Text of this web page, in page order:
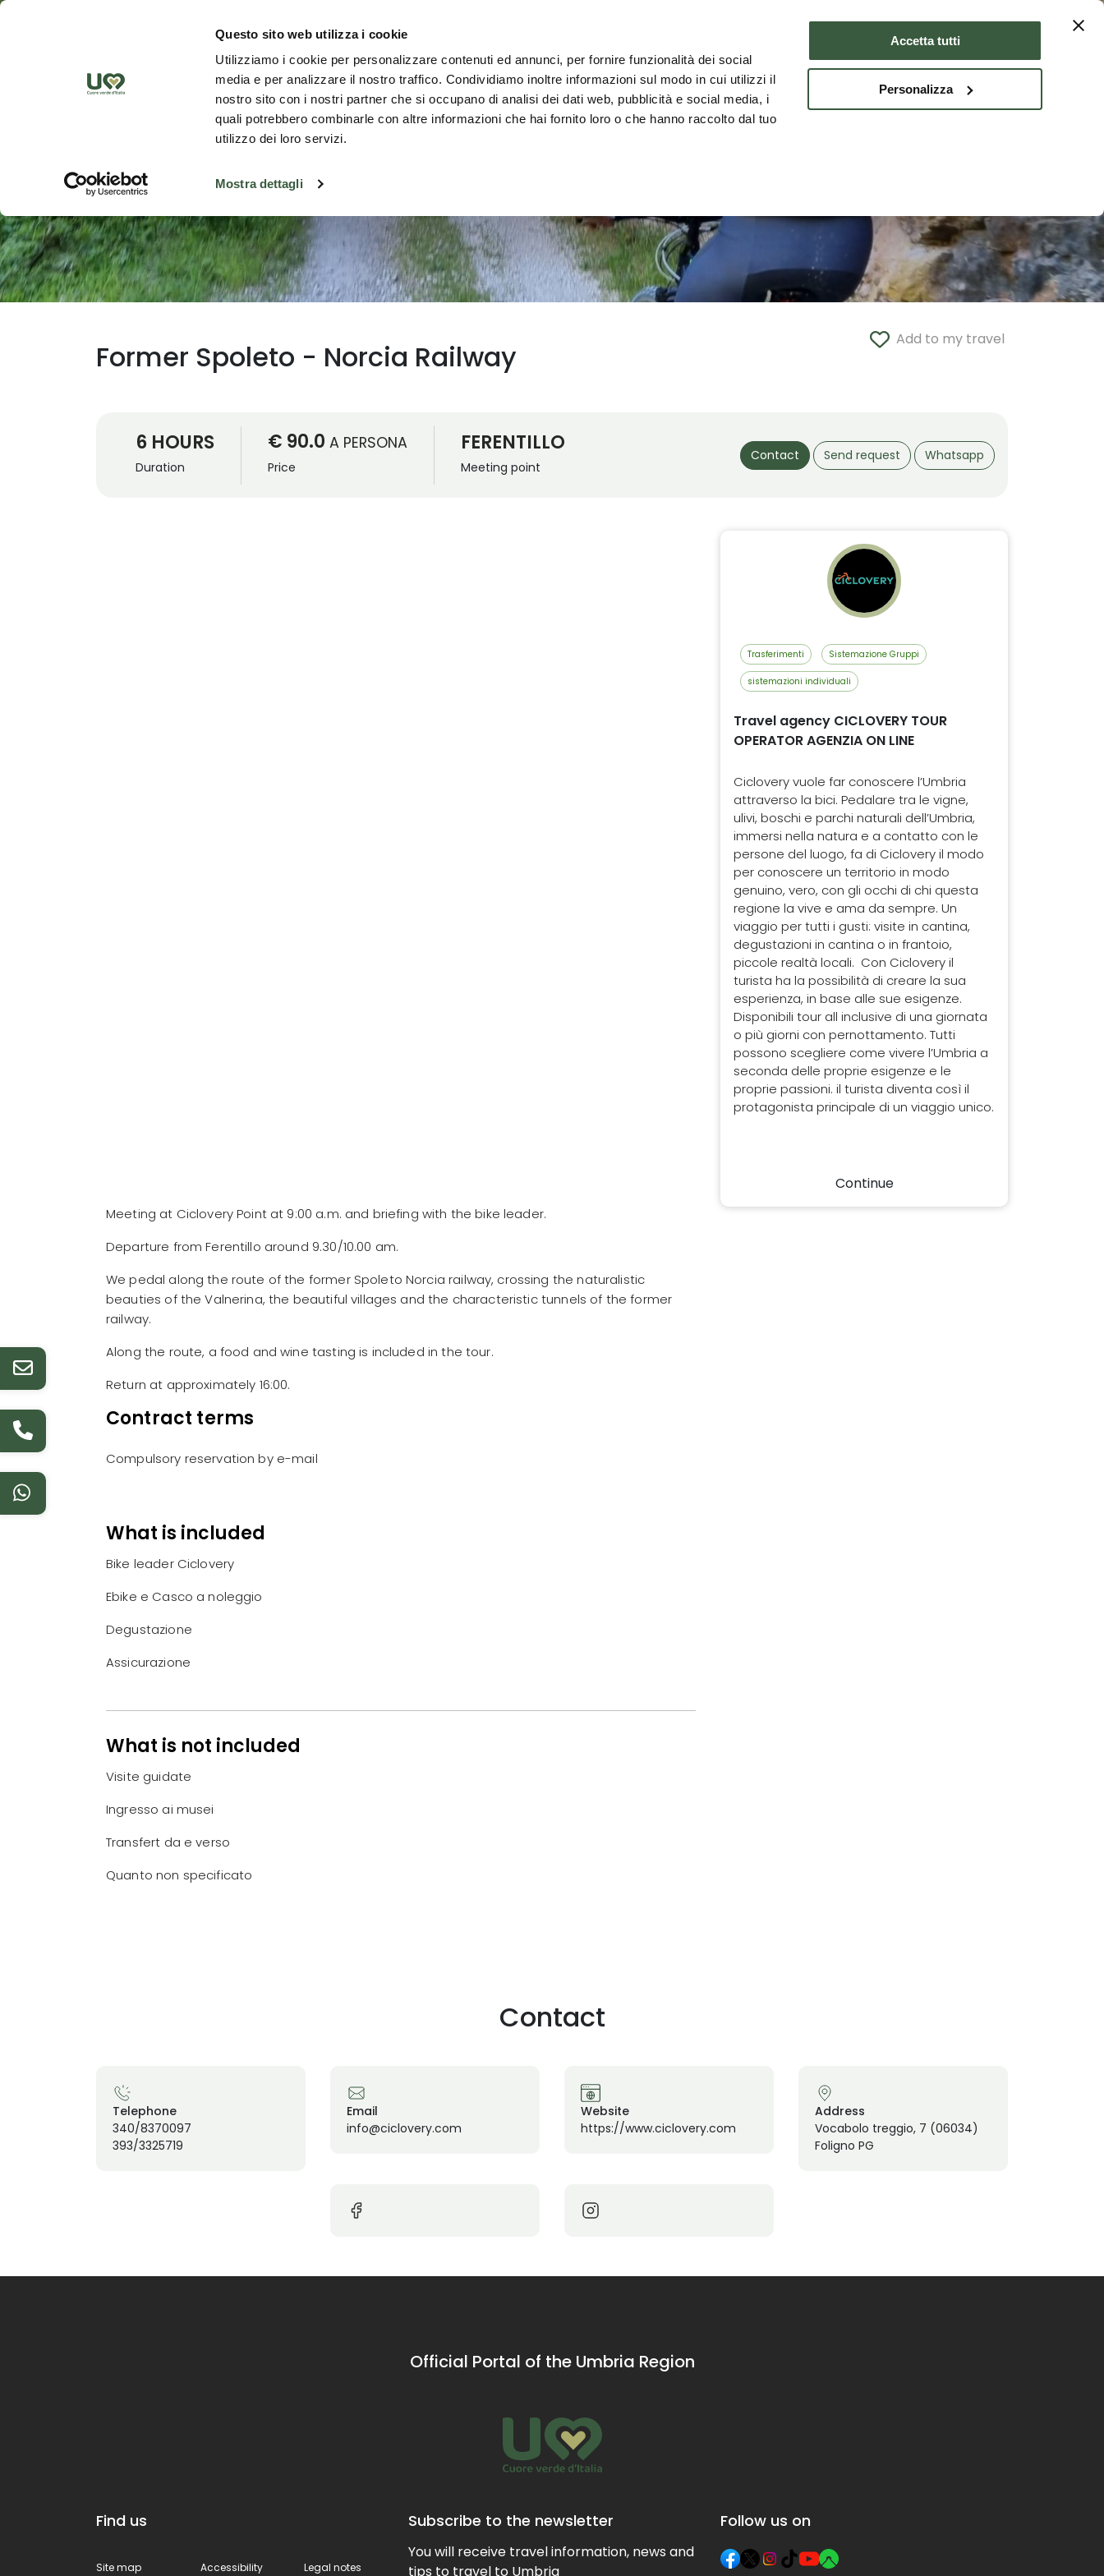
Questo sito web utilizza i cookie
Utilizziamo i cookie per personalizzare contenuti ed annunci, per fornire funzionalità dei social
media e per analizzare il nostro traffico. Condividiamo inoltre informazioni sul modo in cui utilizzi il
nostro sito con i nostri partner che si occupano di analisi dei dati web, pubblicità e social media, i
quali potrebbero combinarle con altre informazioni che hai fornito loro o che hanno raccolto dal tuo
utilizzo dei loro servizi.
Mostra dettagli
Accetta tutti
Personalizza
Discover the region
Add to my travel
Former Spoleto - Norcia Railway
6 HOURS
Duration
€ 90.0 A PERSONA
Price
FERENTILLO
Meeting point
Contact Send request Whatsapp
Meeting at Ciclovery Point at 9:00 a.m. and briefing with the bike leader.
Departure from Ferentillo around 9.30/10.00 am.
We pedal along the route of the former Spoleto Norcia railway, crossing the naturalistic
beauties of the Valnerina, the beautiful villages and the characteristic tunnels of the former
railway.
Along the route, a food and wine tasting is included in the tour.
Return at approximately 16:00.
Contract terms
Compulsory reservation by e-mail
What is included
Bike leader Ciclovery
Ebike e Casco a noleggio
Degustazione
Assicurazione
What is not included
Visite guidate
Ingresso ai musei
Transfert da e verso
Quanto non specificato
Trasferimenti Sistemazione Gruppi
sistemazioni individuali
Travel agency CICLOVERY TOUR
OPERATOR AGENZIA ON LINE
Ciclovery vuole far conoscere l’Umbria
attraverso la bici. Pedalare tra le vigne,
ulivi, boschi e parchi naturali dell’Umbria,
immersi nella natura e a contatto con le
persone del luogo, fa di Ciclovery il modo
per conoscere un territorio in modo
genuino, vero, con gli occhi di chi questa
regione la vive e ama da sempre. Un
viaggio per tutti i gusti: visite in cantina,
degustazioni in cantina o in frantoio,
piccole realtà locali. Con Ciclovery il
turista ha la possibilità di creare la sua
esperienza, in base alle sue esigenze.
Disponibili tour all inclusive di una giornata
o più giorni con pernottamento. Tutti
possono scegliere come vivere l’Umbria a
seconda delle proprie esigenze e le
proprie passioni. il turista diventa così il
protagonista principale di un viaggio unico.
Continue
Contact
Telephone
340/8370097
393/3325719
Email
info@ciclovery.com
Website
https://www.ciclovery.com
Address
Vocabolo treggio, 7 (06034)
Foligno PG
Official Portal of the Umbria Region
Find us
Site map Accessibility
Legal notes
Subscribe to the newsletter
You will receive travel information, news and
tips to travel to Umbria
Follow us on